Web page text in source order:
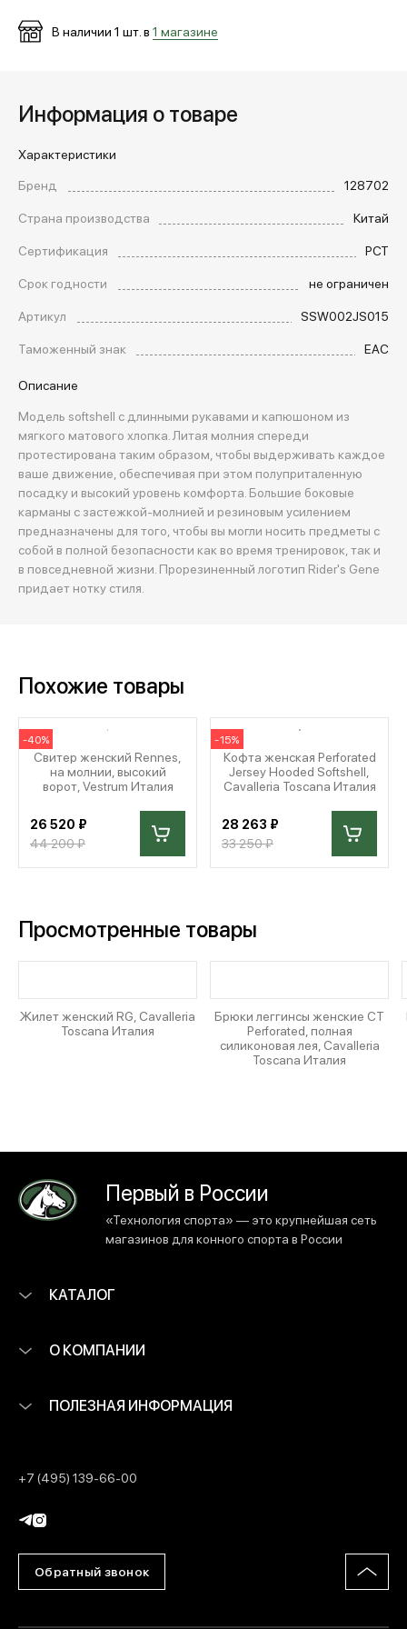
В наличии 1 шт. в 1 магазине
Информация о товаре
Характеристики
Бренд
128702
Страна производства
Китай
Сертификация
РСТ
Срок годности
не ограничен
Артикул
SSW002JS015
Таможенный знак
EAC
Описание
Модель softshell с длинными рукавами и капюшоном из
мягкого матового хлопка. Литая молния спереди
протестирована таким образом, чтобы выдерживать каждое
ваше движение, обеспечивая при этом полуприталенную
посадку и высокий уровень комфорта. Большие боковые
карманы с застежкой-молнией и резиновым усилением
предназначены для того, чтобы вы могли носить предметы с
собой в полной безопасности как во время тренировок, так и
в повседневной жизни. Прорезиненный логотип Rider's Gene
придает нотку стиля.
Похожие товары
-40%
Свитер женский Rennes,
на молнии, высокий
ворот, Vestrum Италия
26 520 ₽
44 200 ₽
-15%
Кофта женская Perforated
Jersey Hooded Softshell,
Cavalleria Toscana Италия
28 263 ₽
33 250 ₽
Просмотренные товары
Жилет женский RG, Cavalleria
Toscana Италия
Брюки леггинсы женские CT
Perforated, полная
силиконовая лея, Cavalleria
Toscana Италия
Первый в России
«Технология спорта» — это крупнейшая сеть
магазинов для конного спорта в России
КАТАЛОГ
О КОМПАНИИ
ПОЛЕЗНАЯ ИНФОРМАЦИЯ
+7 (495) 139-66-00
Обратный звонок